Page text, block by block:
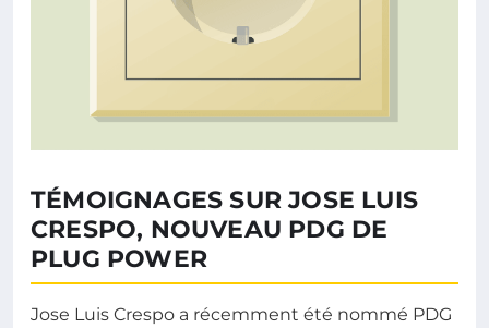
TÉMOIGNAGES SUR JOSE LUIS
CRESPO, NOUVEAU PDG DE
PLUG POWER
Jose Luis Crespo a récemment été nommé PDG